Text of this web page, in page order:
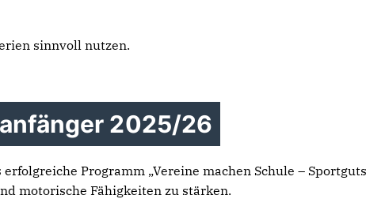
sinnvoll nutzen.
2025/26
Programm „Vereine machen Schule –
motorische Fähigkeiten zu stärken.